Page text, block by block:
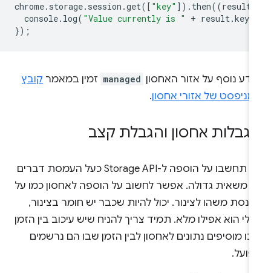
chrome.storage.session.get(["key" ]).then((result
console.log("Value currently is " + result.
נוסף על אזור האחסון managed זמין במאמרקובץ
של אזורי אחסון.
אחסון והגבלת קצב
אל תחשבו על הוספה ל-Storage API כעל העמסת דברים
משאית גדולה. אפשר לחשוב על הוספה לאחסון כמו על
משהו לצינור. יכול להיות שכבר יש חומר בצינור,
הוא אפילו מלא. תמיד צריך להניח שיש עיכוב בין הזמן
מוסיפים נתונים לאחסון לבין הזמן שבו הם נרשמים